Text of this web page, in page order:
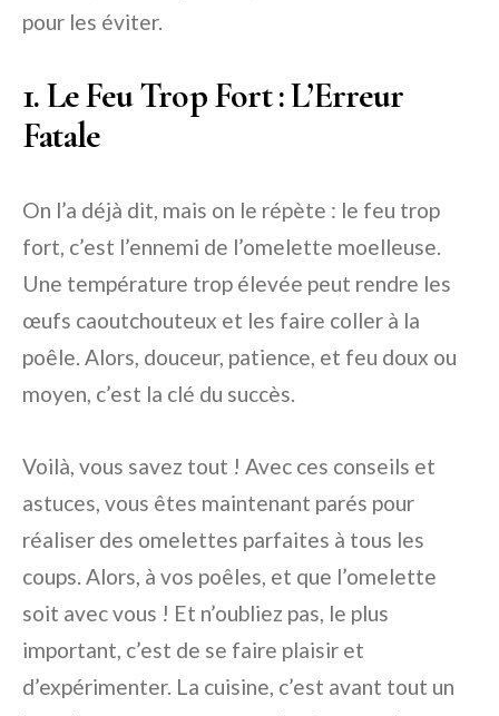
pour les éviter.
1. Le Feu Trop Fort : L’Erreur
Fatale
On l’a déjà dit, mais on le répète : le feu trop
fort, c’est l’ennemi de l’omelette moelleuse.
Une température trop élevée peut rendre les
œufs caoutchouteux et les faire coller à la
poêle. Alors, douceur, patience, et feu doux ou
moyen, c’est la clé du succès.
Voilà, vous savez tout ! Avec ces conseils et
astuces, vous êtes maintenant parés pour
réaliser des omelettes parfaites à tous les
coups. Alors, à vos poêles, et que l’omelette
soit avec vous ! Et n’oubliez pas, le plus
important, c’est de se faire plaisir et
d’expérimenter. La cuisine, c’est avant tout un